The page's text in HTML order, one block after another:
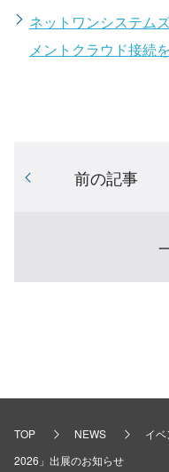
ネットワンシステム
メントクラウド接続
前の記事
TOP NEWS イベ
2026」出展のお知らせ